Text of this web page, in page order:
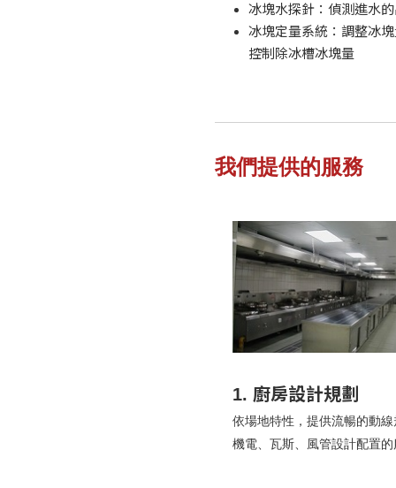
冰塊水探針：偵測進水
冰塊定量系統：調整冰
控制除冰槽冰塊量
我們提供的服務
1. 廚房設計規劃
依場地特性，提供流暢的動
機電、瓦斯、風管設計配置的